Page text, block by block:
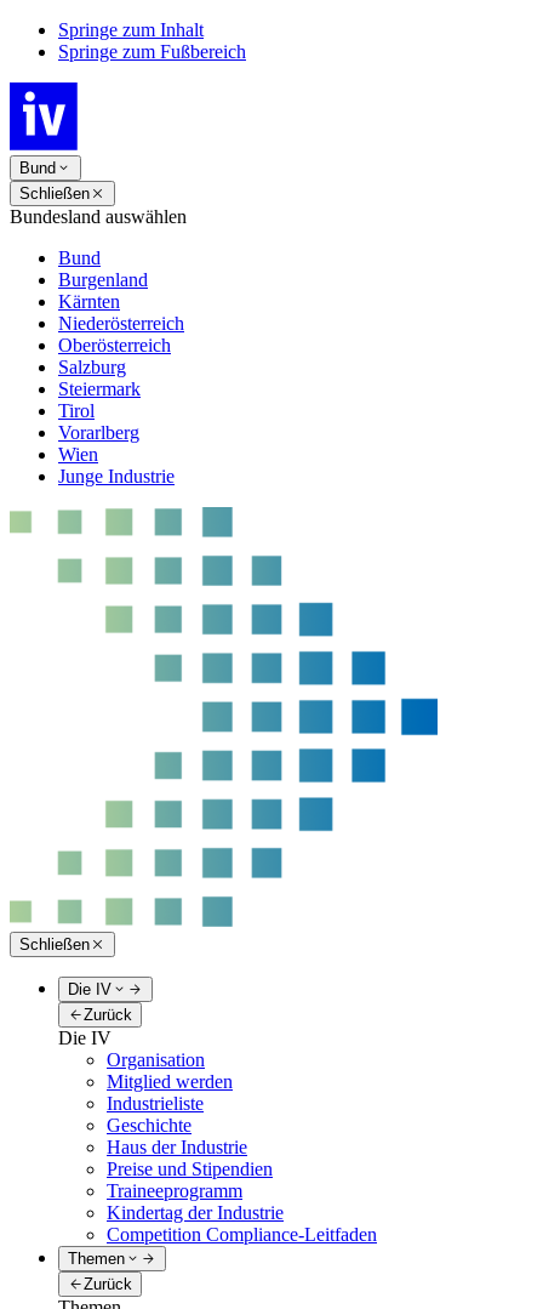
Springe zum Inhalt
Springe zum Fußbereich
Bund
Schließen
Bundesland auswählen
Bund
Burgenland
Kärnten
Niederösterreich
Oberösterreich
Salzburg
Steiermark
Tirol
Vorarlberg
Wien
Junge Industrie
Schließen
Die IV
Zurück
Die IV
Organisation
Mitglied werden
Industrieliste
Geschichte
Haus der Industrie
Preise und Stipendien
Traineeprogramm
Kindertag der Industrie
Competition Compliance-Leitfaden
Themen
Zurück